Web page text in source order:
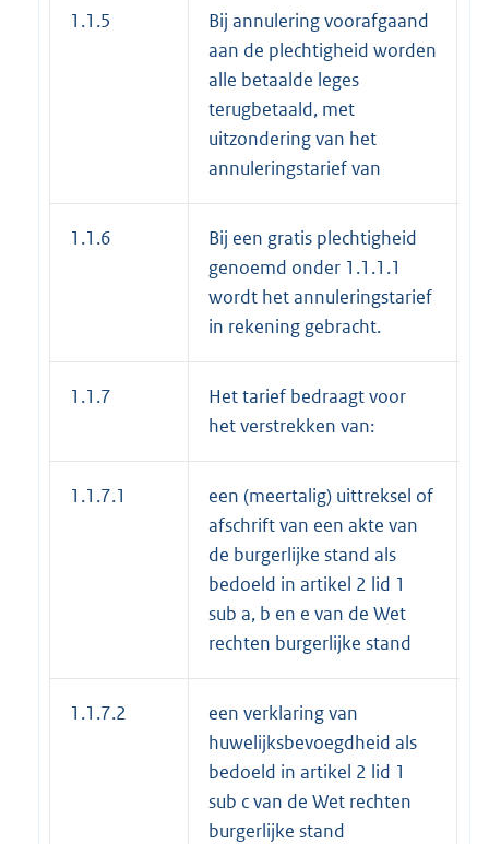
1.1.5
Bij annulering voorafgaand
aan de plechtigheid worden
alle betaalde leges
terugbetaald, met
uitzondering van het
annuleringstarief van
1.1.6
Bij een gratis plechtigheid
genoemd onder 1.1.1.1
wordt het annuleringstarief
in rekening gebracht.
1.1.7
Het tarief bedraagt voor
het verstrekken van:
1.1.7.1
een (meertalig) uittreksel of
afschrift van een akte van
de burgerlijke stand als
bedoeld in artikel 2 lid 1
sub a, b en e van de Wet
rechten burgerlijke stand
1.1.7.2
een verklaring van
huwelijksbevoegdheid als
bedoeld in artikel 2 lid 1
sub c van de Wet rechten
burgerlijke stand